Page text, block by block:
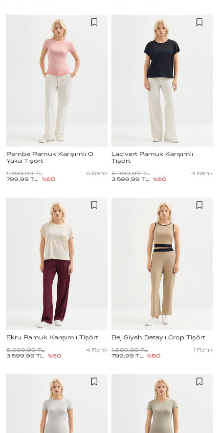
Pembe Pamuk Karışımlı O
Yaka Tişört
1.999,99 TL
799,99 TL %60
6 Renk
Lacivert Pamuk Karışımlı
Tişört
8.999,99 TL
3.599,99 TL %60
4 Renk
Ekru Pamuk Karışımlı Tişört
8.999,99 TL
3.599,99 TL %60
4 Renk
Bej Siyah Detaylı Crop Tişört
1.999,99 TL
799,99 TL %60
1 Renk